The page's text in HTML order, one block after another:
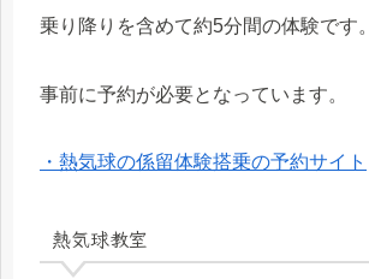
乗り降りを含めて約5分間の体験です。
事前に予約が必要となっています。
・熱気球の係留体験搭乗の予約サイト
熱気球教室